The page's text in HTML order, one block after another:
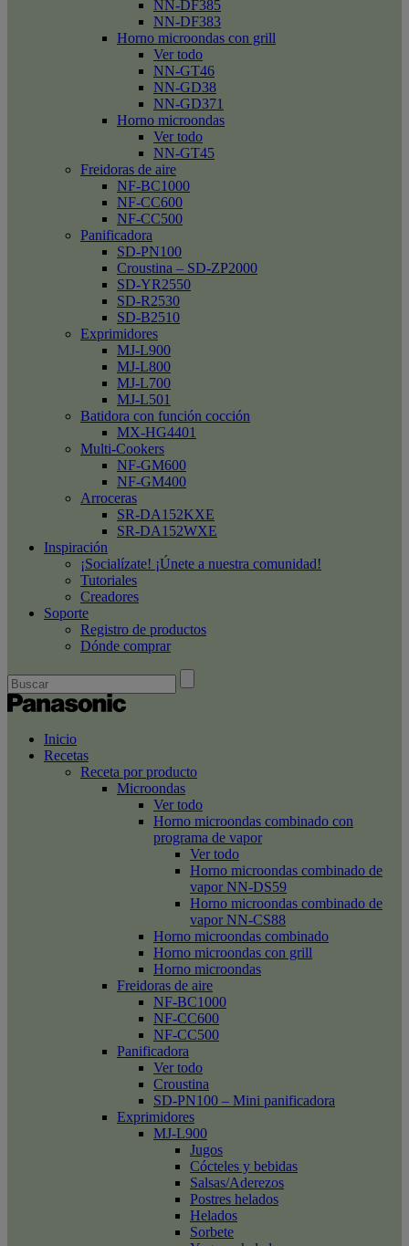
NN-DF385
NN-DF383
Horno microondas con grill
Ver todo
NN-GT46
NN-GD38
NN-GD371
Horno microondas
Ver todo
NN-GT45
Freidoras de aire
NF-BC1000
NF-CC600
NF-CC500
Panificadora
SD-PN100
Croustina – SD-ZP2000
SD-YR2550
SD-R2530
SD-B2510
Exprimidores
MJ-L900
MJ-L800
MJ-L700
MJ-L501
Batidora con función cocción
MX-HG4401
Multi-Cookers
NF-GM600
NF-GM400
Arroceras
SR-DA152KXE
SR-DA152WXE
Inspiración
¡Socialízate! ¡Únete a nuestra comunidad!
Tutoriales
Creadores
Soporte
Registro de productos
Dónde comprar
Inicio
Recetas
Receta por producto
Microondas
Ver todo
Horno microondas combinado con
programa de vapor
Ver todo
Horno microondas combinado de
vapor NN-DS59
Horno microondas combinado de
vapor NN-CS88
Horno microondas combinado
Horno microondas con grill
Horno microondas
Freidoras de aire
NF-BC1000
NF-CC600
NF-CC500
Panificadora
Ver todo
Croustina
SD-PN100 – Mini panificadora
Exprimidores
MJ-L900
Jugos
Cócteles y bebidas
Salsas/Aderezos
Postres helados
Helados
Sorbete